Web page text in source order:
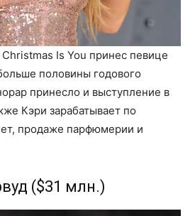
Is You принес певице
половины годового
принесло и выступление в
Кэри зарабатывает по
продаже парфюмерии и
($31 млн.)